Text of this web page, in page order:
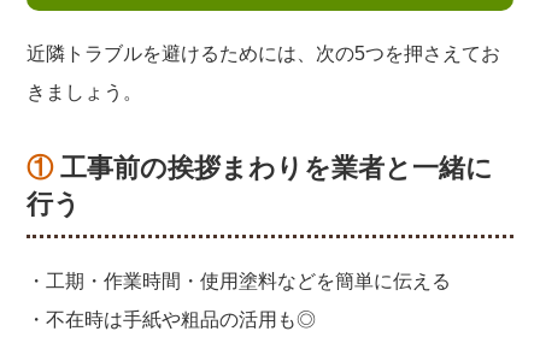
近隣トラブルを避けるためには、次の5つを押さえてお
きましょう。
① 工事前の挨拶まわりを業者と一緒に
行う
・工期・作業時間・使用塗料などを簡単に伝える
・不在時は手紙や粗品の活用も◎